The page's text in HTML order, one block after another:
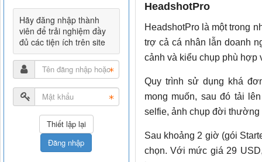
HeadshotPro
HeadshotPro là một trong
trợ cả cá nhân lẫn doanh
cảnh và kiểu chụp phù hợp
Quy trình sử dụng khá
mong muốn, sau đó tải
selfie, ảnh chụp đời
Sau khoảng 2 giờ (gói
chọn. Với mức giá 29
Hãy đăng nhập thành
viên để trải nghiệm đầy
đủ các tiện ích trên site
Đăng nhập